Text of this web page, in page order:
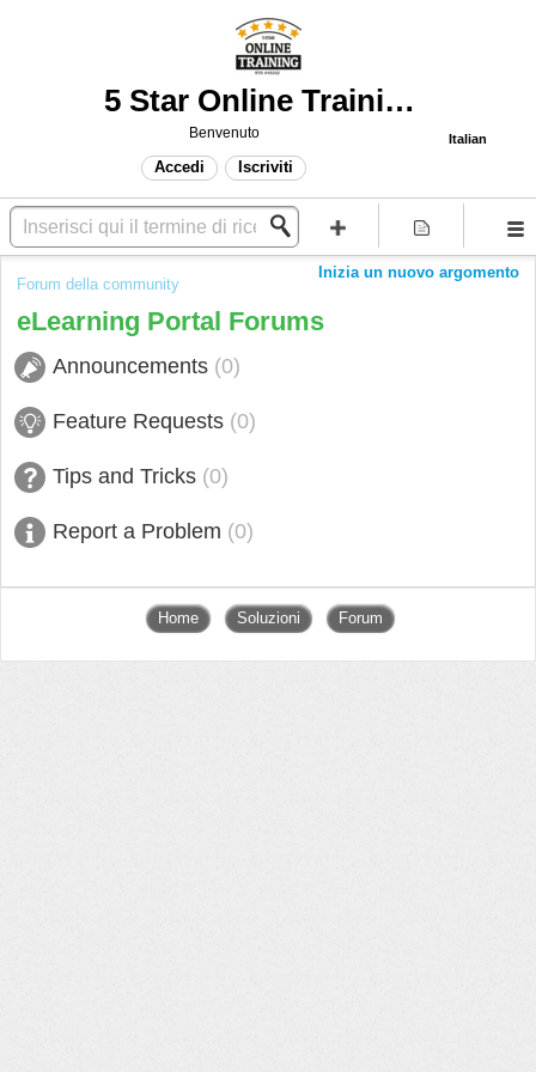
5 Star Online Training Support
Italian
Benvenuto
Accedi Iscriviti
Forum della community
Inizia un nuovo argomento
eLearning Portal Forums
Announcements 0
Feature Requests 0
Tips and Tricks 0
Report a Problem 0
Home Soluzioni Forum